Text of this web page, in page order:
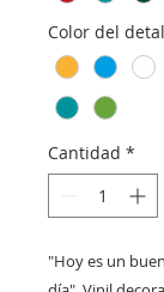
Color del
Cantidad *
"Hoy es un